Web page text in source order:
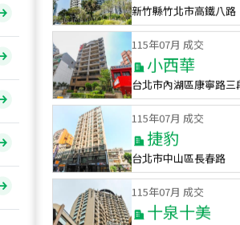
115年07月 成交
小西華
台北市內湖區康寧路三段
115年07月 成交
捷豹
台北市中山區長春路
115年07月 成交
十泉十美
台北市北投區光明路